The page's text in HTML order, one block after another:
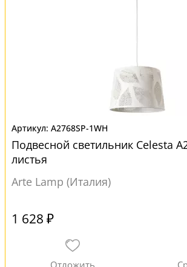
A2768SP-1WH
Подвесной светильник Celesta
листья
Arte Lamp (Италия)
1 628 ₽